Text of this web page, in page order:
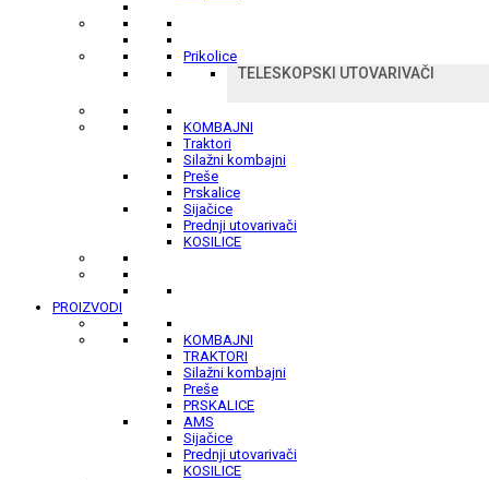
Prikolice
TELESKOPSKI UTOVARIVAČI
KOMBAJNI
Traktori
Silažni kombajni
Preše
Prskalice
Sijačice
Prednji utovarivači
KOSILICE
PROIZVODI
KOMBAJNI
TRAKTORI
Silažni kombajni
Preše
PRSKALICE
AMS
Sijačice
Prednji utovarivači
KOSILICE